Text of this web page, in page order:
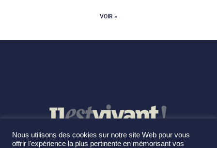
VOIR »
Nous utilisons des cookies sur notre site Web pour vous
offrir l'expérience la plus pertinente en mémorisant vos